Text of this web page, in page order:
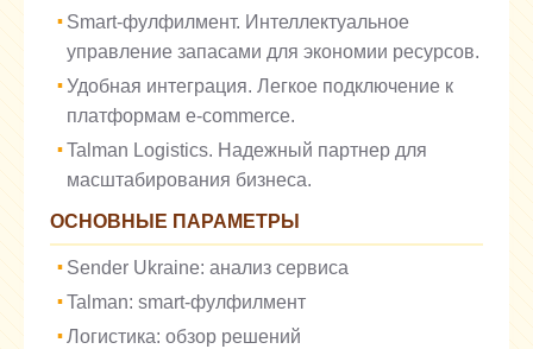
Smart-фулфилмент. Интеллектуальное
управление запасами для экономии ресурсов.
Удобная интеграция. Легкое подключение к
платформам e-commerce.
Talman Logistics. Надежный партнер для
масштабирования бизнеса.
ОСНОВНЫЕ ПАРАМЕТРЫ
Sender Ukraine: анализ сервиса
Talman: smart-фулфилмент
Логистика: обзор решений